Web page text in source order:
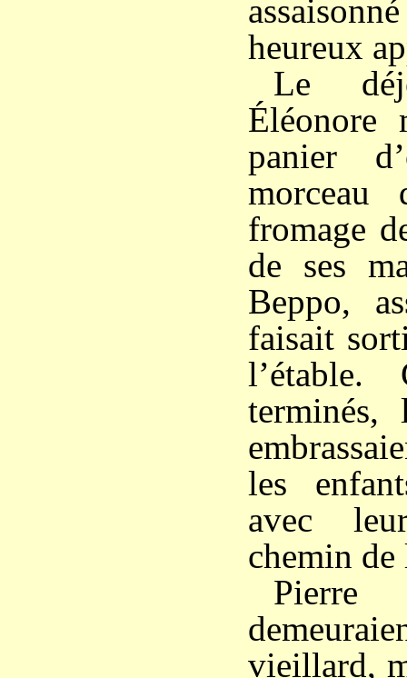
heureux
Le
Éléonore
panier
fromage
de ses
Beppo,
faisait
l’étable.
terminés,
les
avec
chemin de
vieillard,